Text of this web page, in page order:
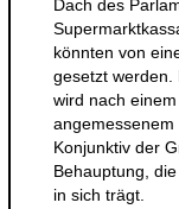
Dach des
könnten von
gesetzt werden.
wird nach
Konjunktiv der
Behauptung,
in sich trägt.